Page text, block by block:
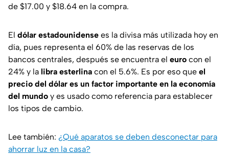
de $17.00 y $18.64 en la compra.
El dólar estadounidense es la divisa más utilizada hoy en
día, pues representa el 60% de las reservas de los
bancos centrales, después se encuentra el euro con el
24% y la libra esterlina con el 5.6%. Es por eso que el
precio del dólar es un factor importante en la economía
del mundo y es usado como referencia para establecer
los tipos de cambio.
Lee también: ¿Qué aparatos se deben desconectar para
ahorrar luz en la casa?